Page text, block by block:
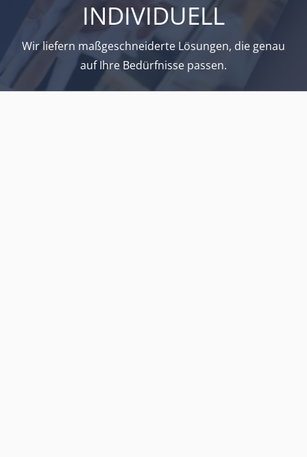
INDIVIDUELL
Wir liefern maßgeschneiderte Lösungen, die genau
auf Ihre Bedürfnisse passen.